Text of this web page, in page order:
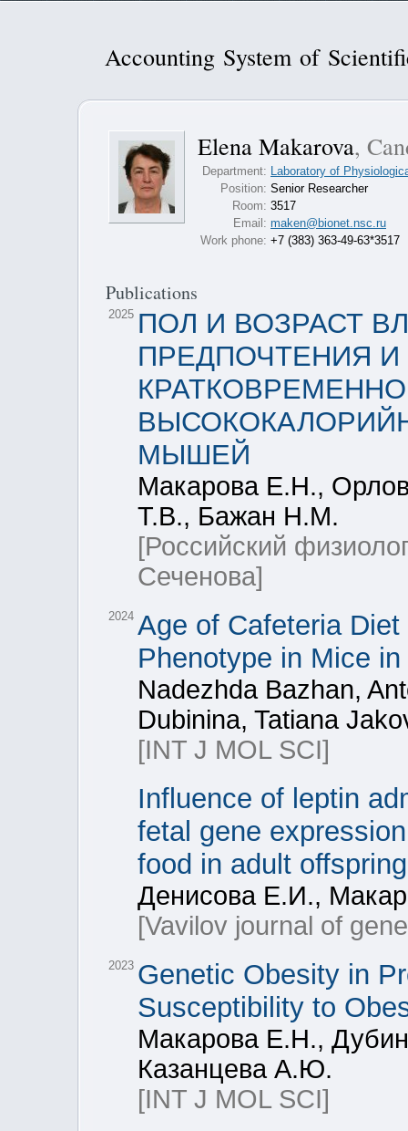
Accounting System of
Elena Makarova,
Department: Laboratory of
Position: Senior Researcher
Room: 3517
Email: maken@bionet.nsc.ru
Work phone: +7 (383) 363-49-63*3517
Publications
2025 ПОЛ И ВОЗРАСТ
ПРЕДПОЧТЕНИЯ
МЫШЕЙ
Макарова Е.Н.,
Т.В., Бажан Н.М.
[Российский
Сеченова]
2024 Age of Cafeteria
Phenotype in Mice
Nadezhda Bazhan,
Dubinina, Tatiana
[INT J MOL SCI]
Influence of leptin
fetal gene
food in adult
Денисова Е.И.,
[Vavilov journal of
2023 Genetic Obesity in
Susceptibility to
Макарова Е.Н.,
Казанцева А.Ю.
[INT J MOL SCI]